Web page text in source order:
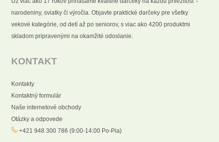
narodeniny, sviatky či výročia. Objavte praktické darčeky pre všetky
vekové kategórie, od detí až po seniorov, s viac ako 4200 produktmi
skladom pripravenými na okamžité odoslanie.
KONTAKT
Kontakty
Kontaktný formulár
Naše internetové obchody
Otázky a odpovede
+421 948 300 786 (9:00-14:00 Po-Pia)